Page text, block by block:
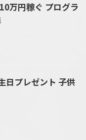
万円稼ぐ プログラ
日プレゼント 子供